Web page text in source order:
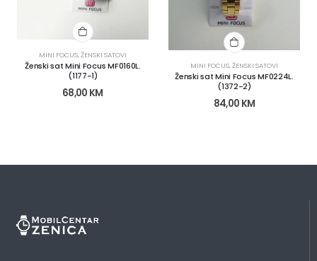
MINI FOCUS,ŽENSKI SATOVI
Ženski sat Mini Focus MF0160L.
(1177-1)
68,00 KM
MINI FOCUS,ŽENSKI SATOVI
Ženski sat Mini Focus MF0224L.
(1372-2)
84,00 KM